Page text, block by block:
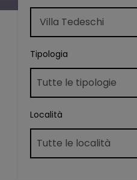
Tipologia
Località